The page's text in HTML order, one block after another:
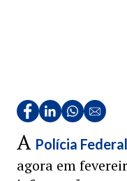
A Polícia Federal
agora em